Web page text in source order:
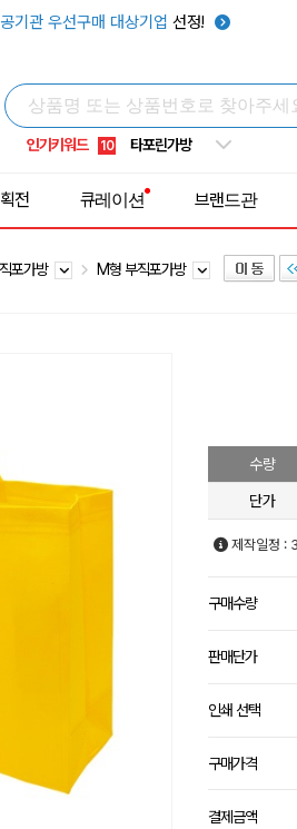
기관 우선구매 대상기업 선정!
인기키워드
6 우산
9 넥쿨러
10 타포린가방
전 큐레이션 브랜드관
포가방 M형 부직포가방
수량
단가
제작일정 :
구매수량
판매단가
인쇄 선택
구매가격
결제금액